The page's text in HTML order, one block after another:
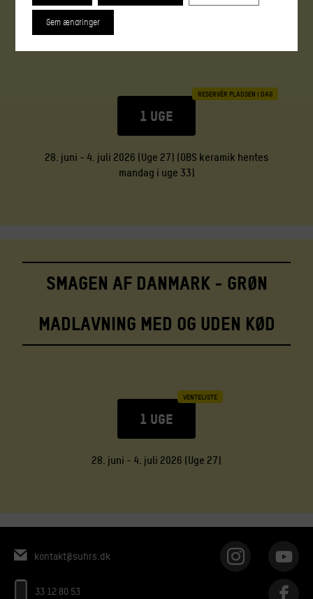
Japansk keramik
1 UGE
RESERVÉR PLADSEN I DAG
28. juni - 4. juli 2026 (Uge 27) (OBS keramik hentes
mandag i uge 33)
Smagen af Danmark - grøn
madlavning med og uden kød
1 UGE
VENTELISTE
28. juni - 4. juli 2026 (Uge 27)
kontakt@suhrs.dk
33 12 80 53
Gem ændringer